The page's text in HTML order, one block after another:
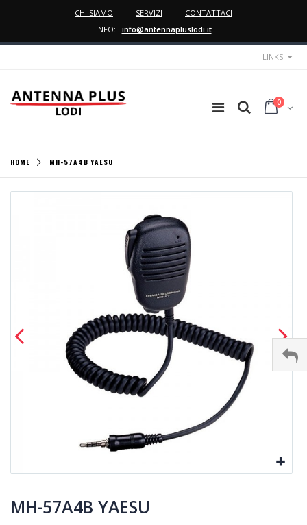
CHI SIAMO SERVIZI
CONTATTACI
INFO:
info@antennapluslodi.it
LINKS
0
HOME MH-57A4B YAESU
MH-57A4B YAESU